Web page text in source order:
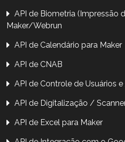
API de Biometria (Impressão
Maker/Webrun
API de Calendário para Maker
API de CNAB
API de Controle de Usuários
API de Digitalização /
API de Excel para Maker